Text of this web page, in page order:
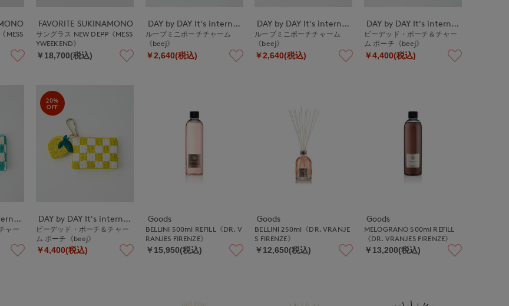
MESS
FAVORITE SUKINAMONO
サングラス NEW DEPP《MESS
YWEEKEND》
￥18,700(税込)
DAY by DAY It's international
ループミニポーチチャーム
《beej》
￥2,640(税込)
DAY by DAY It's international
ループミニポーチチャーム
《beej》
￥2,640(税込)
DAY by DAY It's international
ビーデッド・ポーチ＆チャー
ム ポーチ《beej》
￥4,400(税込)
DAY by DAY It's international
ャー
20%
OFF
DAY by DAY It's international
ビーデッド・ポーチ＆チャー
ム ポーチ《beej》
￥4,400(税込)
Goods
BELLINI 500ml REFILL《DR. V
RANJES FIRENZE》
￥15,950(税込)
Goods
BELLINI 250ml《DR. VRANJE
S FIRENZE》
￥12,650(税込)
Goods
MELOGRANO 500ml REFILL
《DR. VRANJES FIRENZE》
￥13,200(税込)